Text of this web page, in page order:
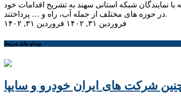
نمایندگان شبکه استانی سهند به تشریح اقدامات خود
در حوزه های مختلف از جمله آب، راه و … پرداختند.
فروردین ۳۱, ۱۴۰۲
فروردین ۳۱, ۱۴۰۲
ویدئو های مرتبط
شرکت های ایران خودرو و سایپا